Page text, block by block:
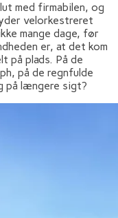
med firmabilen, og
velorkestreret
mange dage, før
er, at det kom
på plads. På de
på de regnfulde
på længere sigt?